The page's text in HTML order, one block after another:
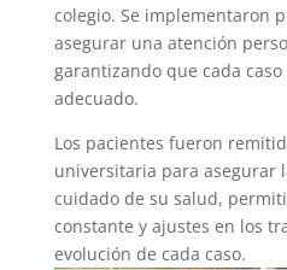
colegio. Se implementaron
asegurar una atención
garantizando que cada
adecuado.
Los pacientes fueron
universitaria para asegurar
cuidado de su salud,
constante y ajustes en los
evolución de cada caso.